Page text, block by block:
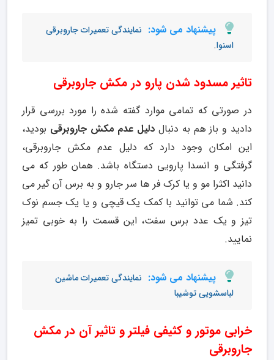
پیشنهاد می شود: نمایندگی تعمیرات جاروبرقی
اسنوا.
تاثیر مسدود شدن پارو در مکش جاروبرقی
در صورتی که تمامی موارد گفته شده را مورد بررسی قرار
دادید و باز هم به دنبال دلیل عدم مکش جاروبرقی بودید،
این امکان وجود دارد که دلیل عدم مکش جاروبرقی،
گرفتگی و انسدا پارویی دستگاه باشد. همان طور که می
دانید اکثرا مو و یا کرک فر ها سر جارو و به برس آن گیر می
کند. شما می توانید با کمک یک قیچی و یا یک جسم نوک
تیز و یک عدد برس سفت، این قسمت را به خوبی تمیز
نمایید.
پیشنهاد می شود: نمایندگی تعمیرات ماشین
لباسشویی توشیبا
خرابی موتور و کثیفی فیلتر و تاثیر آن در مکش
جاروبرقی